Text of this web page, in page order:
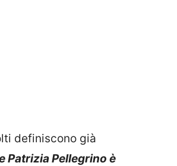
definiscono già
Patrizia Pellegrino è